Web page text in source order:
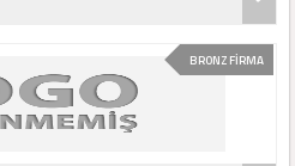
BRONZ FİRMA